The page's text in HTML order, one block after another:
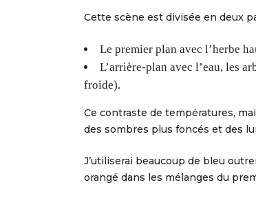
Cette scène est divisée en deux
Le premier plan avec l’herbe
L’arrière-plan avec l’eau, les
froide).
Ce contraste de températures,
des sombres plus foncés et des
J’utiliserai beaucoup de bleu
orangé dans les mélanges du